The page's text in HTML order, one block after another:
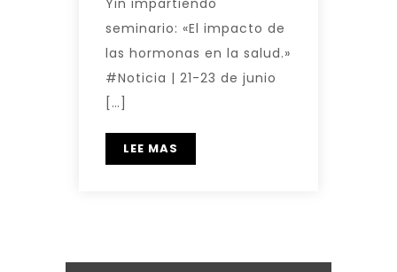
Yin impartiendo
seminario: «El impacto de
las hormonas en la salud.»
#Noticia | 21-23 de junio
[…]
LEE MAS